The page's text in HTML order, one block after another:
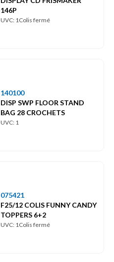
146P
UVC: 1Colis fermé
140100
DISP SWP FLOOR STAND
BAG 28 CROCHETS
UVC: 1
075421
F25/12 COLIS FUNNY CANDY
TOPPERS 6+2
UVC: 1Colis fermé